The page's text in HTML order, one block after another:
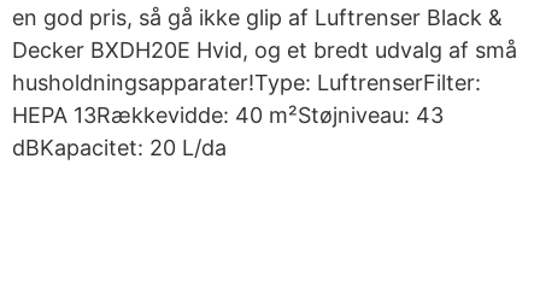
en god pris, så gå ikke glip af Luftrenser Black &
Decker BXDH20E Hvid, og et bredt udvalg af små
husholdningsapparater!Type: LuftrenserFilter:
HEPA 13Rækkevidde: 40 m²Støjniveau: 43
dBKapacitet: 20 L/da